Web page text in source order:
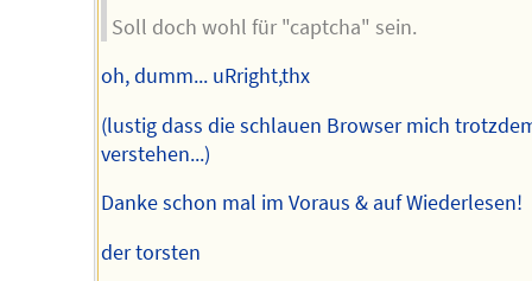
Soll doch wohl für "captcha" sein.
oh, dumm... uRright,thx
(lustig dass die schlauen Browser mich
verstehen...)
Danke schon mal im Voraus & auf Wiederlesen!
der torsten